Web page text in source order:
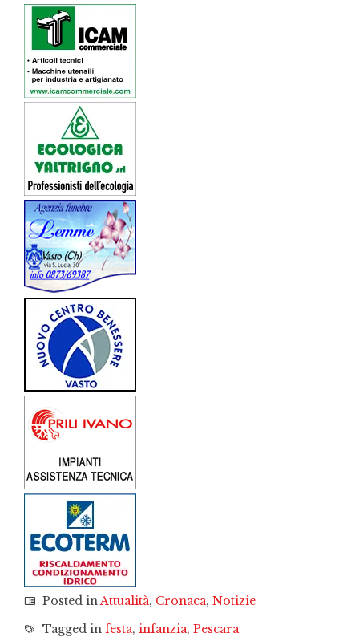
Posted inAttualità, Cronaca, Notizie
Tagged in festa, infanzia, Pescara